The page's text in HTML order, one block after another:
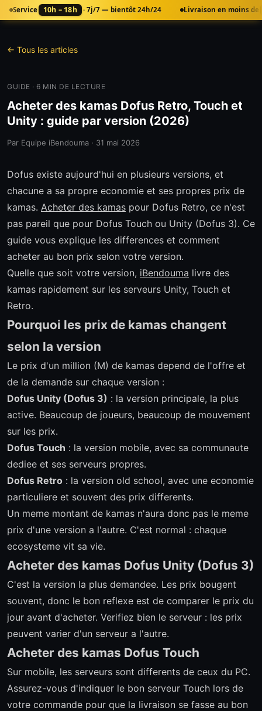
Service 10h – 18h · 7j/7 — bientôt 24h/24 Livraison en moins de
← Tous les articles
GUIDE · 6 MIN DE LECTURE
Acheter des kamas Dofus Retro, Touch et
Unity : guide par version (2026)
Par Equipe iBendouma · 31 mai 2026
Dofus existe aujourd'hui en plusieurs versions, et
chacune a sa propre economie et ses propres prix de
kamas. Acheter des kamas pour Dofus Retro, ce n'est
pas pareil que pour Dofus Touch ou Unity (Dofus 3). Ce
guide vous explique les differences et comment
acheter au bon prix selon votre version.
Quelle que soit votre version, iBendouma livre des
kamas rapidement sur les serveurs Unity, Touch et
Retro.
Pourquoi les prix de kamas changent
selon la version
Le prix d'un million (M) de kamas depend de l'offre et
de la demande sur chaque version :
Dofus Unity (Dofus 3) : la version principale, la plus
active. Beaucoup de joueurs, beaucoup de mouvement
sur les prix.
Dofus Touch : la version mobile, avec sa communaute
dediee et ses serveurs propres.
Dofus Retro : la version old school, avec une economie
particuliere et souvent des prix differents.
Un meme montant de kamas n'aura donc pas le meme
prix d'une version a l'autre. C'est normal : chaque
ecosysteme vit sa vie.
Acheter des kamas Dofus Unity (Dofus 3)
C'est la version la plus demandee. Les prix bougent
souvent, donc le bon reflexe est de comparer le prix du
jour avant d'acheter. Verifiez bien le serveur : les prix
peuvent varier d'un serveur a l'autre.
Acheter des kamas Dofus Touch
Sur mobile, les serveurs sont differents de ceux du PC.
Assurez-vous d'indiquer le bon serveur Touch lors de
votre commande pour que la livraison se fasse au bon